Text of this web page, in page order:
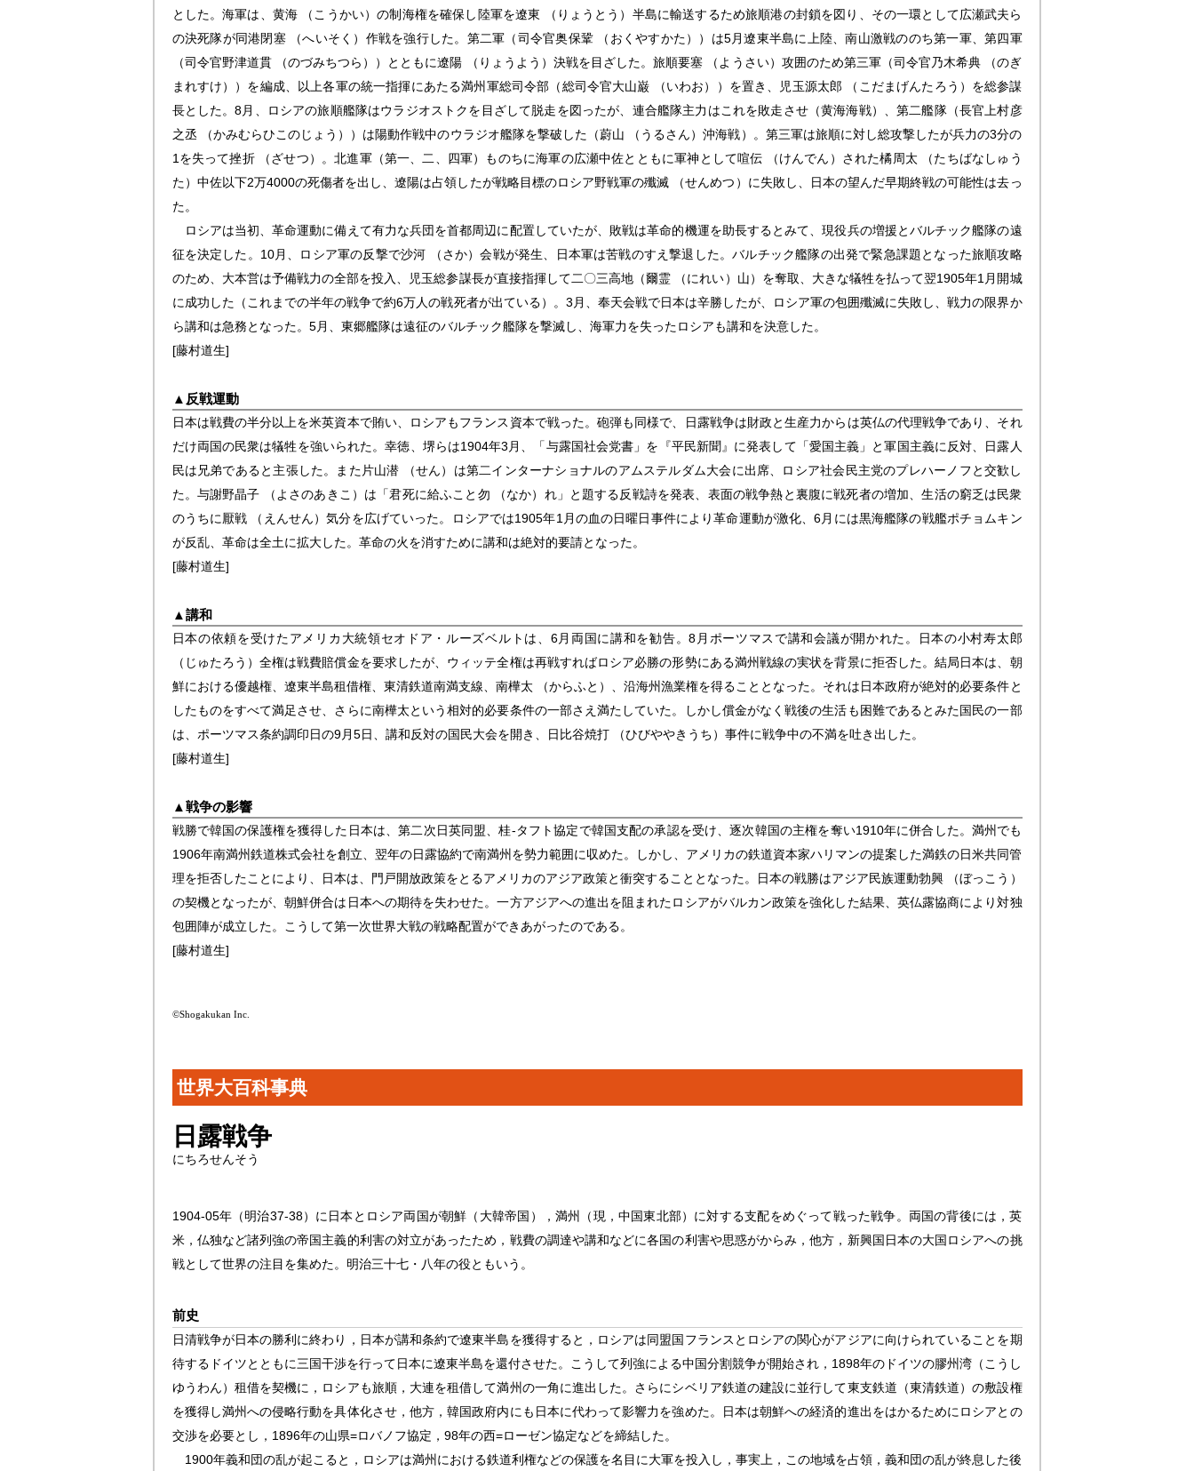
とした。海軍は、黄海 （こうかい）の制海権を確保し陸軍を遼東 （りょうとう）半島に輸送するため旅順港の封鎖を図り、その一環として広瀬武夫ら
の決死隊が同港閉塞 （へいそく）作戦を強行した。第二軍（司令官奥保鞏 （おくやすかた））は5月遼東半島に上陸、南山激戦ののち第一軍、第四軍
（司令官野津道貫 （のづみちつら））とともに遼陽 （りょうよう）決戦を目ざした。旅順要塞 （ようさい）攻囲のため第三軍（司令官乃木希典 （のぎ
まれすけ））を編成、以上各軍の統一指揮にあたる満州軍総司令部（総司令官大山巌 （いわお））を置き、児玉源太郎 （こだまげんたろう）を総参謀
長とした。8月、ロシアの旅順艦隊はウラジオストクを目ざして脱走を図ったが、連合艦隊主力はこれを敗走させ（黄海海戦）、第二艦隊（長官上村彦
之丞 （かみむらひこのじょう））は陽動作戦中のウラジオ艦隊を撃破した（蔚山 （うるさん）沖海戦）。第三軍は旅順に対し総攻撃したが兵力の3分の
1を失って挫折 （ざせつ）。北進軍（第一、二、四軍）ものちに海軍の広瀬中佐とともに軍神として喧伝 （けんでん）された橘周太 （たちばなしゅう
た）中佐以下2万4000の死傷者を出し、遼陽は占領したが戦略目標のロシア野戦軍の殲滅 （せんめつ）に失敗し、日本の望んだ早期終戦の可能性は去っ
た。
ロシアは当初、革命運動に備えて有力な兵団を首都周辺に配置していたが、敗戦は革命的機運を助長するとみて、現役兵の増援とバルチック艦隊の遠
征を決定した。10月、ロシア軍の反撃で沙河 （さか）会戦が発生、日本軍は苦戦のすえ撃退した。バルチック艦隊の出発で緊急課題となった旅順攻略
のため、大本営は予備戦力の全部を投入、児玉総参謀長が直接指揮して二〇三高地（爾霊 （にれい）山）を奪取、大きな犠牲を払って翌1905年1月開城
に成功した（これまでの半年の戦争で約6万人の戦死者が出ている）。3月、奉天会戦で日本は辛勝したが、ロシア軍の包囲殲滅に失敗し、戦力の限界か
ら講和は急務となった。5月、東郷艦隊は遠征のバルチック艦隊を撃滅し、海軍力を失ったロシアも講和を決意した。
[藤村道生]
▲ 反戦運動
日本は戦費の半分以上を米英資本で賄い、ロシアもフランス資本で戦った。砲弾も同様で、日露戦争は財政と生産力からは英仏の代理戦争であり、それ
だけ両国の民衆は犠牲を強いられた。幸徳、堺らは1904年3月、「与露国社会党書」を『平民新聞』に発表して「愛国主義」と軍国主義に反対、日露人
民は兄弟であると主張した。また片山潜 （せん）は第二インターナショナルのアムステルダム大会に出席、ロシア社会民主党のプレハーノフと交歓し
た。与謝野晶子 （よさのあきこ）は「君死に給ふこと勿 （なか）れ」と題する反戦詩を発表、表面の戦争熱と裏腹に戦死者の増加、生活の窮乏は民衆
のうちに厭戦 （えんせん）気分を広げていった。ロシアでは1905年1月の血の日曜日事件により革命運動が激化、6月には黒海艦隊の戦艦ポチョムキン
が反乱、革命は全土に拡大した。革命の火を消すために講和は絶対的要請となった。
[藤村道生]
▲講和
日本の依頼を受けたアメリカ大統領セオドア・ルーズベルトは、6月両国に講和を勧告。8月ポーツマスで講和会議が開かれた。日本の小村寿太郎
（じゅたろう）全権は戦費賠償金を要求したが、ウィッテ全権は再戦すればロシア必勝の形勢にある満州戦線の実状を背景に拒否した。結局日本は、朝
鮮における優越権、遼東半島租借権、東清鉄道南満支線、南樺太 （からふと）、沿海州漁業権を得ることとなった。それは日本政府が絶対的必要条件と
したものをすべて満足させ、さらに南樺太という相対的必要条件の一部さえ満たしていた。しかし償金がなく戦後の生活も困難であるとみた国民の一部
は、ポーツマス条約調印日の9月5日、講和反対の国民大会を開き、日比谷焼打 （ひびややきうち）事件に戦争中の不満を吐き出した。
[藤村道生]
▲戦争の影響
戦勝で韓国の保護権を獲得した日本は、第二次日英同盟、桂‐タフト協定で韓国支配の承認を受け、逐次韓国の主権を奪い1910年に併合した。満州でも
1906年南満州鉄道株式会社を創立、翌年の日露協約で南満州を勢力範囲に収めた。しかし、アメリカの鉄道資本家ハリマンの提案した満鉄の日米共同管
理を拒否したことにより、日本は、門戸開放政策をとるアメリカのアジア政策と衝突することとなった。日本の戦勝はアジア民族運動勃興 （ぼっこう）
の契機となったが、朝鮮併合は日本への期待を失わせた。一方アジアへの進出を阻まれたロシアがバルカン政策を強化した結果、英仏露協商により対独
包囲陣が成立した。こうして第一次世界大戦の戦略配置ができあがったのである。
[藤村道生]
©Shogakukan Inc.
世界大百科事典
日露戦争
にちろせんそう
1904-05年（明治37-38）に日本とロシア両国が朝鮮（大韓帝国），満州（現，中国東北部）に対する支配をめぐって戦った戦争。両国の背後には，英
米，仏独など諸列強の帝国主義的利害の対立があったため，戦費の調達や講和などに各国の利害や思惑がからみ，他方，新興国日本の大国ロシアへの挑
戦として世界の注目を集めた。明治三十七・八年の役ともいう。
前史
日清戦争が日本の勝利に終わり，日本が講和条約で遼東半島を獲得すると，ロシアは同盟国フランスとロシアの関心がアジアに向けられていることを期
待するドイツとともに三国干渉を行って日本に遼東半島を還付させた。こうして列強による中国分割競争が開始され，1898年のドイツの膠州湾（こうし
ゆうわん）租借を契機に，ロシアも旅順，大連を租借して満州の一角に進出した。さらにシベリア鉄道の建設に並行して東支鉄道（東清鉄道）の敷設権
を獲得し満州への侵略行動を具体化させ，他方，韓国政府内にも日本に代わって影響力を強めた。日本は朝鮮への経済的進出をはかるためにロシアとの
交渉を必要とし，1896年の山県=ロバノフ協定，98年の西=ローゼン協定などを締結した。
1900年義和団の乱が起こると，ロシアは満州における鉄道利権などの保護を名目に大軍を投入し，事実上，この地域を占領，義和団の乱が終息した後